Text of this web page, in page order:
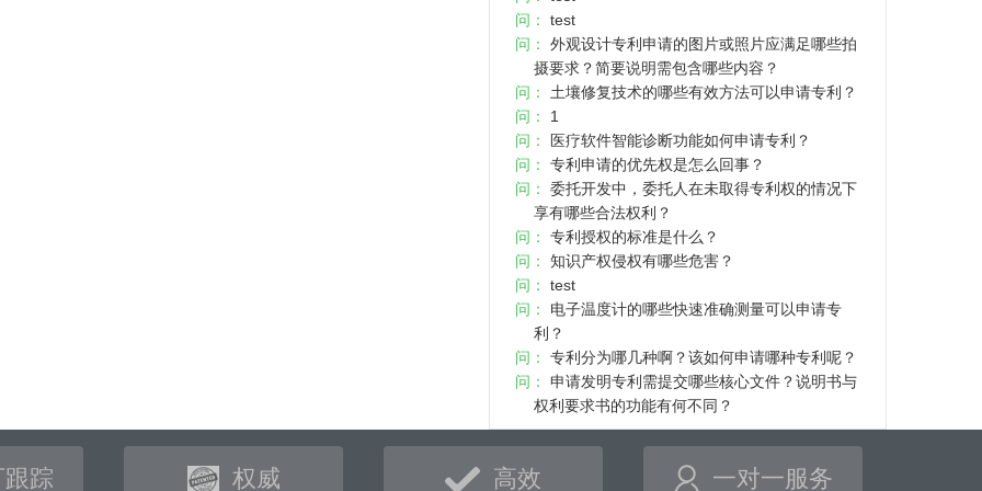
问：
test
问：
外观设计专利申请的图片或照片应满足哪些拍
摄要求？简要说明需包含哪些内容？
问：
土壤修复技术的哪些有效方法可以申请专利？
问：
1
问：
医疗软件智能诊断功能如何申请专利？
问：
专利申请的优先权是怎么回事？
问：
委托开发中，委托人在未取得专利权的情况下
享有哪些合法权利？
问：
专利授权的标准是什么？
问：
知识产权侵权有哪些危害？
问：
test
问：
电子温度计的哪些快速准确测量可以申请专
利？
问：
专利分为哪几种啊？该如何申请哪种专利呢？
问：
申请发明专利需提交哪些核心文件？说明书与
权利要求书的功能有何不同？
踪 权威 高效 一对一服务